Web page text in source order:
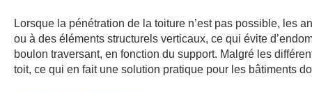
Lorsque la pénétration de la toiture n’est pas possible, les
ou à des éléments structurels verticaux, ce qui évite
boulon traversant, en fonction du support. Malgré les
toit, ce qui en fait une solution pratique pour les bâtiments